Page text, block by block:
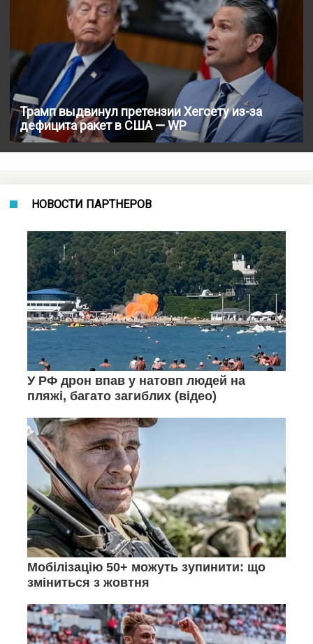
Трамп выдвинул претензии Хегсету из-за
дефицита ракет в США — WP
НОВОСТИ ПАРТНЕРОВ